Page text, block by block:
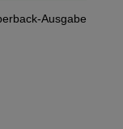
Ausgabe